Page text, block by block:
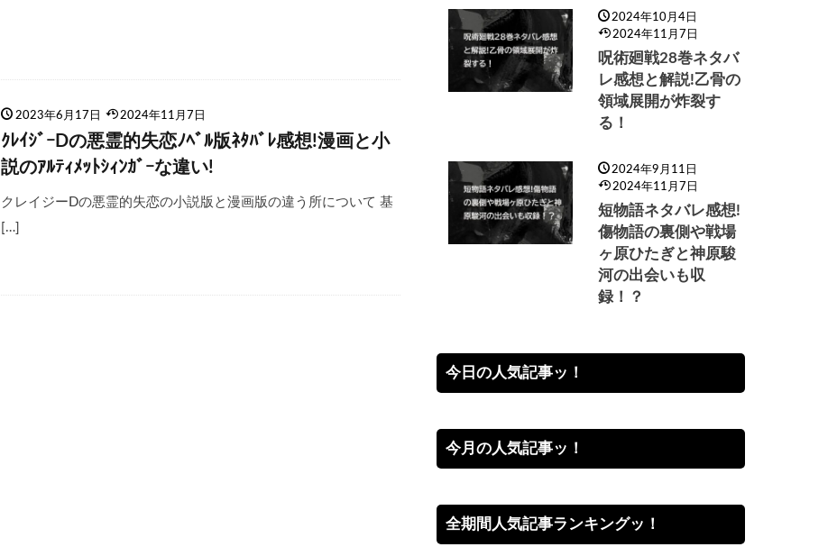
2023年6月17日 2024年11月7日
ｸﾚｲｼﾞｰDの悪霊的失恋ﾉﾍﾞﾙ版ﾈﾀﾊﾞﾚ感想!漫画と小
説のｱﾙﾃｨﾒｯﾄｼｨﾝｶﾞｰな違い!
クレイジーDの悪霊的失恋の小説版と漫画版の違う所について 基
[…]
2024年10月4日
2024年11月7日
呪術廻戦28巻ネタバ
レ感想と解説!乙骨の
領域展開が炸裂す
る！
2024年9月11日
2024年11月7日
短物語ネタバレ感想!
傷物語の裏側や戦場
ヶ原ひたぎと神原駿
河の出会いも収
録！？
今日の人気記事ッ！
今月の人気記事ッ！
全期間人気記事ランキングッ！